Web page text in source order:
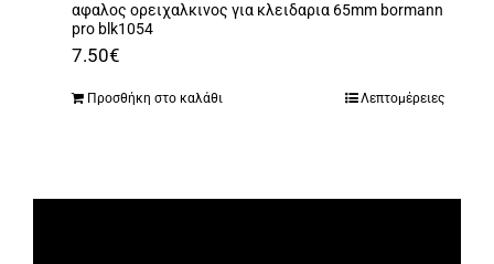
αφαλος ορειχαλκινος για κλειδαρια 65mm bormann
pro blk1054
7.50€
Προσθήκη στο καλάθι Λεπτομέρειες